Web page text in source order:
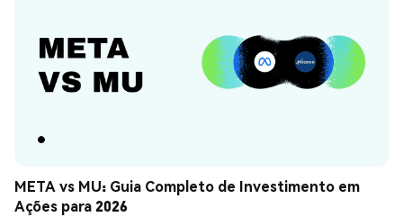
META vs MU: Guia Completo de Investimento em
Ações para 2026